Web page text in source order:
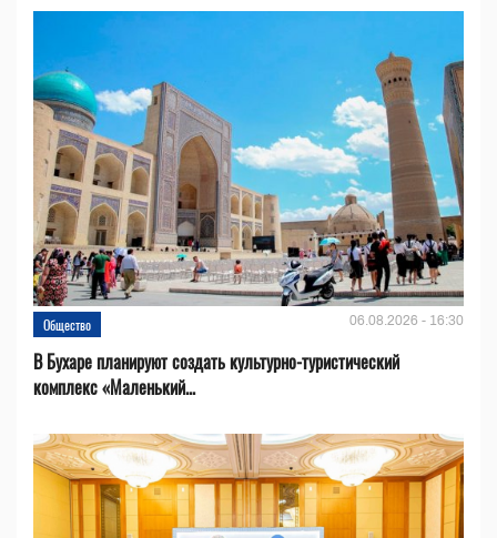
Общество 06.08.2026 - 16:30
В Бухаре планируют создать культурно-туристический
комплекс «Маленький...